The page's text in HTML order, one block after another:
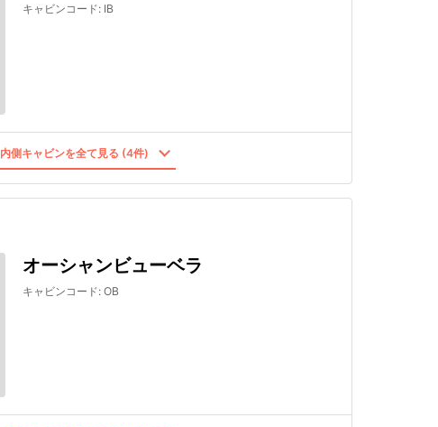
キャビンコード: IB
内側キャビンを全て見る (4件)
オーシャンビューベラ
キャビンコード: OB